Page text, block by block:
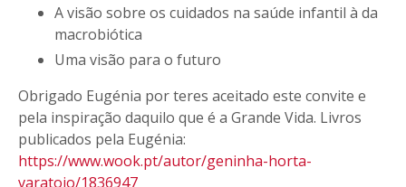
A visão sobre os cuidados na saúde infantil à da
macrobiótica
Uma visão para o futuro
Obrigado Eugénia por teres aceitado este convite e
pela inspiração daquilo que é a Grande Vida. Livros
publicados pela Eugénia:
https://www.wook.pt/autor/geninha-horta-
varatojo/1836947